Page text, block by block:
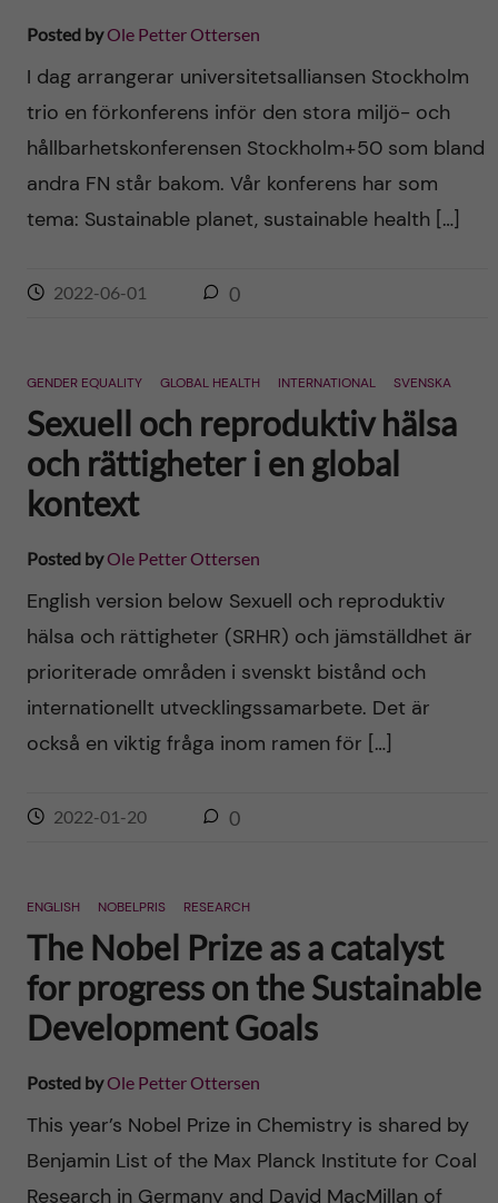
Posted byOle Petter Ottersen
I dag arrangerar universitetsalliansen Stockholm
trio en förkonferens inför den stora miljö- och
hållbarhetskonferensen Stockholm+50 som bland
andra FN står bakom. Vår konferens har som
tema: Sustainable planet, sustainable health […]
2022-06-01 0
GENDER EQUALITY GLOBAL HEALTH INTERNATIONAL SVENSKA
Sexuell och reproduktiv hälsa
och rättigheter i en global
kontext
Posted byOle Petter Ottersen
English version below Sexuell och reproduktiv
hälsa och rättigheter (SRHR) och jämställdhet är
prioriterade områden i svenskt bistånd och
internationellt utvecklingssamarbete. Det är
också en viktig fråga inom ramen för […]
2022-01-20 0
ENGLISH NOBELPRIS RESEARCH
The Nobel Prize as a catalyst
for progress on the Sustainable
Development Goals
Posted byOle Petter Ottersen
This year’s Nobel Prize in Chemistry is shared by
Benjamin List of the Max Planck Institute for Coal
Research in Germany and David MacMillan of